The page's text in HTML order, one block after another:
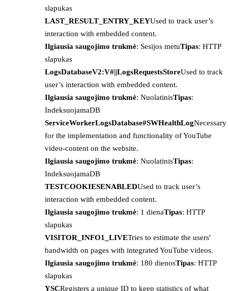
slapukas
LAST_RESULT_ENTRY_KEYUsed to track user’s
interaction with embedded content.
Ilgiausia saugojimo trukmė: Sesijos metuTipas: HTTP
slapukas
LogsDatabaseV2:V#||LogsRequestsStoreUsed to track
user’s interaction with embedded content.
Ilgiausia saugojimo trukmė: NuolatinisTipas:
IndeksuojamaDB
ServiceWorkerLogsDatabase#SWHealthLogNecessary
for the implementation and functionality of YouTube
video-content on the website.
Ilgiausia saugojimo trukmė: NuolatinisTipas:
IndeksuojamaDB
TESTCOOKIESENABLEDUsed to track user’s
interaction with embedded content.
Ilgiausia saugojimo trukmė: 1 dienaTipas: HTTP
slapukas
VISITOR_INFO1_LIVETries to estimate the users'
bandwidth on pages with integrated YouTube videos.
Ilgiausia saugojimo trukmė: 180 dienosTipas: HTTP
slapukas
YSCRegisters a unique ID to keep statistics of what